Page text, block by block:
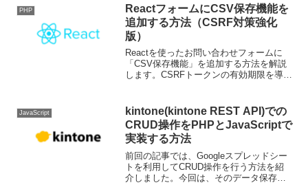
PHP
ReactフォームにCSV保存機能を
追加する方法（CSRF対策強化
版）
Reactを使ったお問い合わせフォームに
「CSV保存機能」を追加する方法を解説
します。CSRFトークンの有効期限を導入
仕組みを実装します。1. 実装の背景と目
的お問い...
JavaScript
kintone(kintone REST API)での
CRUD操作をPHPとJavaScriptで
実装する方法
前回の記事では、Googleスプレッドシー
トを利用してCRUD操作を行う方法を紹
介しました。今回は、そのデータ保存場